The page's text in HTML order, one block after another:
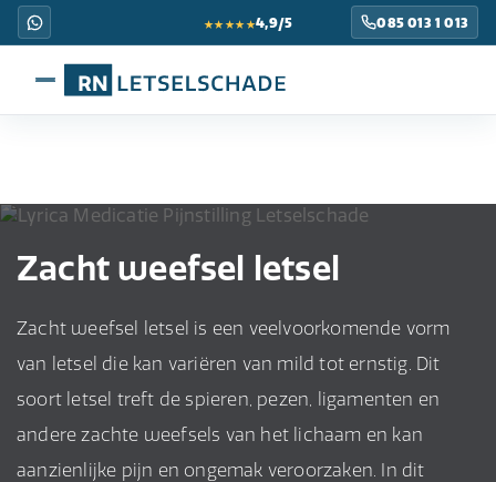
★★★★★4,9/5 085 013 1 013
Zacht weefsel letsel
Zacht weefsel letsel is een veelvoorkomende vorm
van letsel die kan variëren van mild tot ernstig. Dit
soort letsel treft de spieren, pezen, ligamenten en
andere zachte weefsels van het lichaam en kan
aanzienlijke pijn en ongemak veroorzaken. In dit